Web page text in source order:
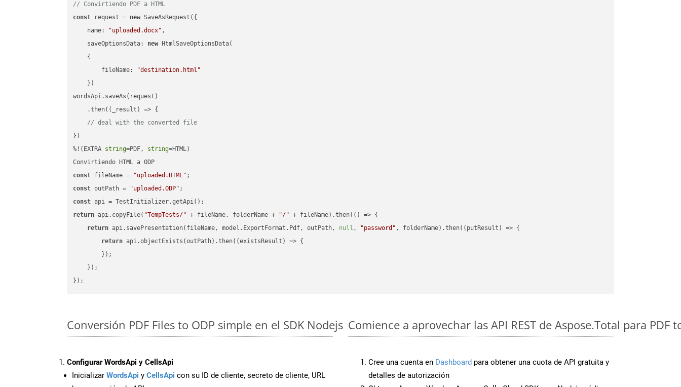
// Convirtiendo PDF a HTML
const request = new SaveAsRequest({
name: "uploaded.docx" ,
saveOptionsData: new HtmlSaveOptionsData(
    {
fileName:
"destination.html"
    })
wordsApi.saveAs(request)
    .then(
( _result ) => {
// deal with the converted file
})
%!(EXTRA string=PDF, string=HTML)
const fileName = "uploaded.HTML"
const outPath = "uploaded.ODP"
const
return api.copyFile( "TempTests/" + fileName, folderName + "/" + fileName).then( () => {
return api.savePresentation(fileName, model.ExportFormat.Pdf, outPath, null , "password" , folderName).then( ( putResult ) => {
return api.objectExists(outPath).then( (existsResult ) => {
        });
    });
Conversión PDF Files to ODP simple en el SDK Nodejs
Configurar WordsApi y CellsApi
Inicializar WordsApi y CellsApi con su ID de cliente, secreto de cliente, URL
Comience a aprovechar las API REST de Aspose.Total para PDF
Cree una cuenta en Dashboard para obtener una cuota de API gratuita y
detalles de autorización